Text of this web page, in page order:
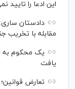
این ادعا را تایید
دادستان
مقابله با تخریب
یک محکوم به
یافت
تعارض